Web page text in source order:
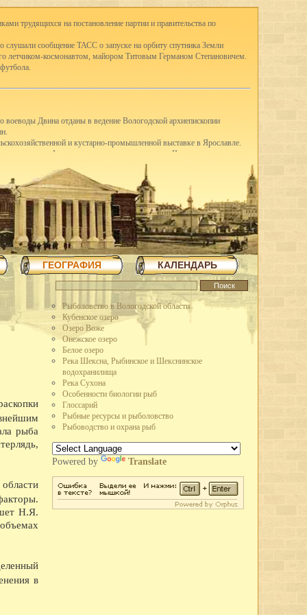
трудящихся на постановление партии и правительства по
сообщение ТАСС о запуске на орбиту спутника Земли
летчиком-космонавтом, майором Титовым Германом Степановичем.
Двина отданы в ведение Вологодской архиепископии
и кустарно-промышленной выставке в Ярославле.
классы школ I ступени присоединены к школам II ступени, открылись
в Англию четыре вагона сливочного масла.
горняков Англии среди трудящихся города.
молочную корову.
насечку слесарных пил. До этого пилы для насечки
экспедиция для дальнейших исследований стоянок
области методом народной стройки в короткий срок
строительстве льнокомбината построена чесальная фабрика,
здание школы ФЗУ. Начато сооружение 70-метровой трубы и
производство автолесовоза А-51-12 в 73 л.с., вместо 40 у старых
час, вместо 25 у предыдущих. Это самый быстроходный и мощный
Германии рабочие и служащие промышленных предприятий города
плана. Лучшим предприятием города по выполнению плана
Красное знамя горкома ВКП(б) и горисполкома.
в судоремонтных мастерских, на ВПВРЗ состоялись воскресники.
потребления кухонных плит, ведер, кастрюль расширен цех
заводе освоено производство гвоздей, посуды из жести.
место во Всесоюзном социалистическом соревновании и получил
драматического театра.
Парковой - на месте древнего городища.
Германом Лебедевым, присвоено звание коммунистической.
по городу на основании нового закона о пенсионном
творчества, Союз советских композиторов и Вологодское
частушечников. В Вологду съехались исполнители частушек
и Вологодской областей. В работе семинара
драматического театра в Коми АССР.
Северной железной дороги.
ГЕОГРАФИЯ КАЛЕНДАРЬ
Рыболовство в Вологодской области
Кубенское озеро
Озеро Воже
Онежское озеро
Белое озеро
Река Шексна, Рыбинское и Шекснинское
водохранилища
Река Сухона
Особенности биологии рыб
Глоссарий
Рыбные ресурсы и рыболовство
Рыбоводство и охрана рыб
Powered by Translate
рыба
Н.Я.
в